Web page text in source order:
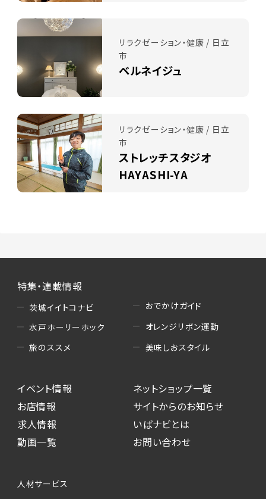
リラクゼーション・健康 / 日立
市
ベルネイジュ
リラクゼーション・健康 / 日立
市
ストレッチスタジオ
HAYASHI-YA
特集・連載情報
茨城イイトコナビ
水戸ホーリーホック
旅のススメ
おでかけガイド
オレンジリボン運動
美味しおスタイル
イベント情報
お店情報
求人情報
動画一覧
ネットショップ一覧
サイトからのお知らせ
いばナビとは
お問い合わせ
人材サービス